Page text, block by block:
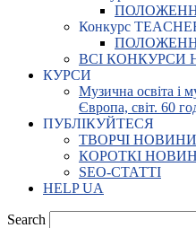
Конкурс
ВСІ КОНКУРСИ
КУРСИ
Музична освіта і
Європа, світ. 60
ПУБЛІКУЙТЕСЯ
ТВОРЧІ НОВИНИ
КОРОТКІ
SEO-СТАТТІ
HELP UA
Search